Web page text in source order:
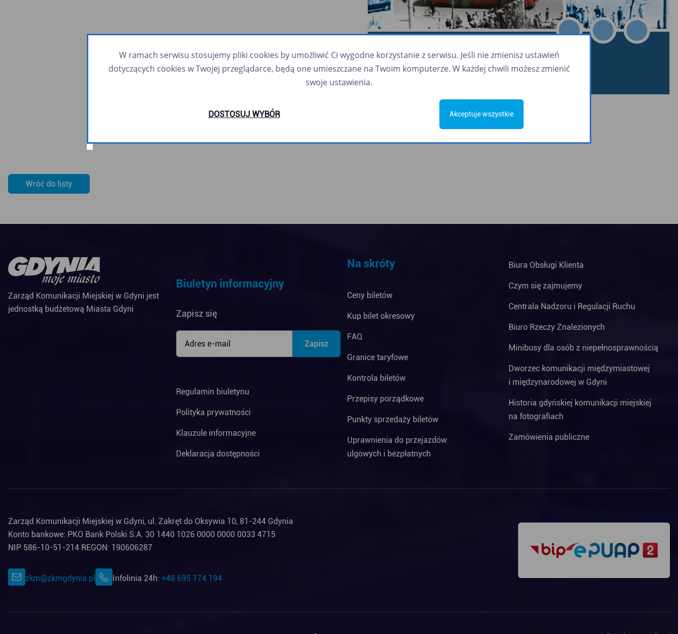
Gdyńskie Trolejbusy 1943-2023
Wróć do listy
Zarząd Komunikacji Miejskiej w Gdyni jest
jednostką budżetową Miasta Gdyni
Biuletyn informacyjny
Zapisz się
Regulamin biuletynu
Polityka prywatności
Klauzule informacyjne
Deklaracja dostępności
Na skróty
Ceny biletów
Kup bilet okresowy
FAQ
Granice taryfowe
Kontrola biletów
Przepisy porządkowe
Punkty sprzedaży biletów
Uprawnienia do przejazdów
ulgowych i bezpłatnych
Biura Obsługi Klienta
Czym się zajmujemy
Centrala Nadzoru i Regulacji Ruchu
Biuro Rzeczy Znalezionych
Minibusy dla osób z niepełnosprawnością
Dworzec komunikacji międzymiastowej
i międzynarodowej w Gdyni
Historia gdyńskiej komunikacji miejskiej
na fotografiach
Zamówienia publiczne
Zarząd Komunikacji Miejskiej w Gdyni, ul. Zakręt do Oksywia 10, 81-244 Gdynia
Konto bankowe: PKO Bank Polski S.A. 30 1440 1026 0000 0000 0033 4715
NIP 586-10-51-214 REGON: 190606287
zkm@zkmgdynia.pl Infolinia 24h: +48 695 174 194
W ramach serwisu stosujemy pliki cookies by umożliwić Ci wygodne korzystanie z serwisu. Jeśli nie zmienisz ustawień
dotyczących cookies w Twojej przeglądarce, będą one umieszczane na Twoim komputerze. W każdej chwili możesz zmienić
swoje ustawienia.
DOSTOSUJ WYBÓR Akceptuje wszystkie